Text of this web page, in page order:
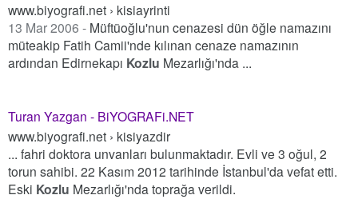
www.biyografi.net › kisiayrinti
13 Mar 2006 - Müftüoğlu'nun cenazesi dün öğle namazını
müteakip Fatih Camii'nde kılınan cenaze namazının
ardından Edirnekapı Kozlu Mezarlığı'nda ...
Turan Yazgan - BiYOGRAFi.NET
www.biyografi.net › kisiyazdir
... fahri doktora unvanları bulunmaktadır. Evli ve 3 oğul, 2
torun sahibi. 22 Kasım 2012 tarihinde İstanbul'da vefat etti.
Eski Kozlu Mezarlığı'nda toprağa verildi.